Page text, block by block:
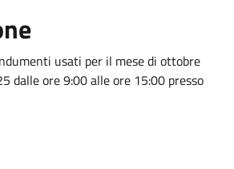
usati per il mese di ottobre
dalle ore 9:00 alle ore 15:00 presso